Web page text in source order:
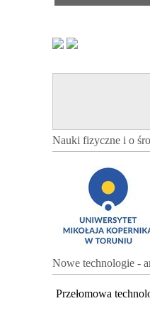
Nauki fizyczne i o
Nowe technologie -
Przełomowa